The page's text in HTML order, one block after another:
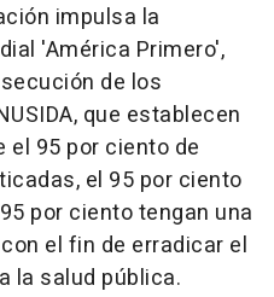
impulsa la
'América Primero',
de los
que establecen
el 95 por ciento de
el 95 por ciento
por ciento tengan una
el fin de erradicar el
la salud pública.